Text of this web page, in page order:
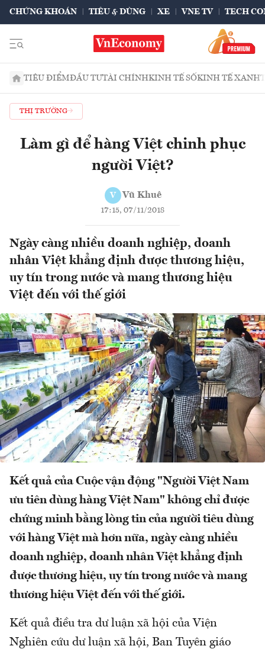
CHỨNG KHOÁN TIÊU & DÙNG XE VNE TV TECH
TIÊU ĐIỂMĐẦU TƯTÀI CHÍNHKINH TẾ SỐKINH TẾ XANH
THỊ TRƯỜNG
Làm gì để hàng Việt chinh phục
người Việt?
V Vũ Khuê
17:15, 07/11/2018
Ngày càng nhiều doanh nghiệp, doanh
nhân Việt khẳng định được thương hiệu,
uy tín trong nước và mang thương hiệu
Việt đến với thế giới
Kết quả của Cuộc vận động "Người Việt Nam
ưu tiên dùng hàng Việt Nam" không chỉ được
chứng minh bằng lòng tin của người tiêu dùng
với hàng Việt mà hơn nữa, ngày càng nhiều
doanh nghiệp, doanh nhân Việt khẳng định
được thương hiệu, uy tín trong nước và mang
thương hiệu Việt đến với thế giới.
Kết quả điều tra dư luận xã hội của Viện
Nghiên cứu dư luận xã hội, Ban Tuyên giáo